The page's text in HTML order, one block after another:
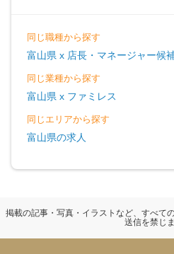
同じ職種から探す
富山県 x 店長・マネージャー候
同じ業種から探す
富山県 x ファミレス
同じエリアから探す
富山県の求人
掲載の記事・写真・イラストなど、すべて
送信を禁じま